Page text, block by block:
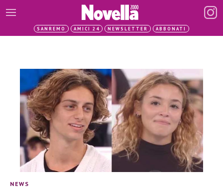
SANREMO AMICI 24 NEWSLETTER ABBONATI
NEWS